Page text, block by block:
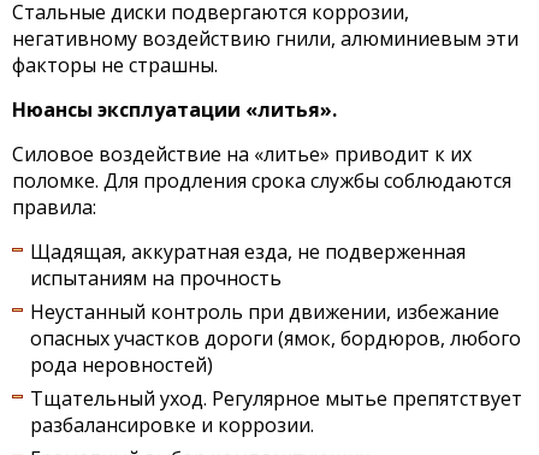
Стальные диски подвергаются коррозии,
негативному воздействию гнили, алюминиевым эти
факторы не страшны.
Нюансы эксплуатации «литья».
Силовое воздействие на «литье» приводит к их
поломке. Для продления срока службы соблюдаются
правила:
Щадящая, аккуратная езда, не подверженная
испытаниям на прочность
Неустанный контроль при движении, избежание
опасных участков дороги (ямок, бордюров, любого
рода неровностей)
Тщательный уход. Регулярное мытье препятствует
разбалансировке и коррозии.